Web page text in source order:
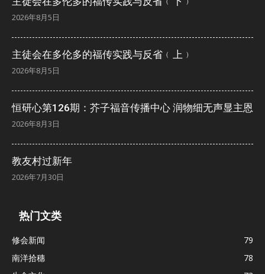
2026年8月5日
主徒会在多伦多的福传实践与反省﹙上﹚
2026年8月5日
恒研心第126期：芥子福音传播中心 润物细无声显主恩
2026年8月3日
教友村过新年
2026年7月30日
热门文类
修会新闻
79
南洋拾穗
78